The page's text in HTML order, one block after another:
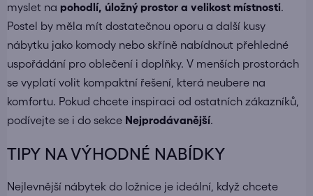
myslet na pohodlí, úložný prostor a velikost místnosti.
Postel by měla mít dostatečnou oporu a další kusy
nábytku jako komody nebo skříně nabídnout přehledné
uspořádání pro oblečení i doplňky. V menších prostorách
se vyplatí volit kompaktní řešení, která neubere na
komfortu. Pokud chcete inspiraci od ostatních zákazníků,
podívejte se i do sekce Nejprodávanější.
TIPY NA VÝHODNÉ NABÍDKY
Nejlevnější nábytek do ložnice je ideální, když chcete